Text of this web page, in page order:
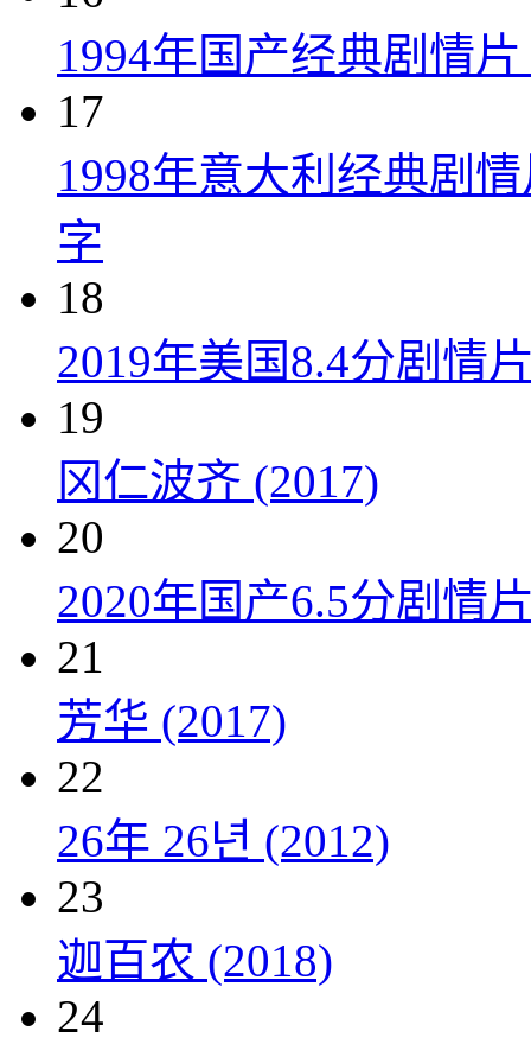
1994年国产经典剧情
17
1998年意大利经典剧
字
18
2019年美国8.4分剧情
19
冈仁波齐 (2017)
20
2020年国产6.5分剧情
21
芳华 (2017)
22
26年 26년 (2012)
23
迦百农 (2018)
24